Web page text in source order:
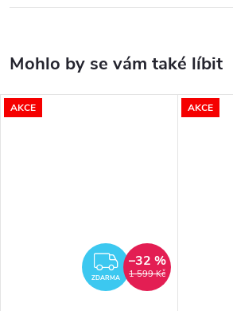
AKCE
ZDARMA
ZDARMA 1 599 Kč
–32 %
AKCE